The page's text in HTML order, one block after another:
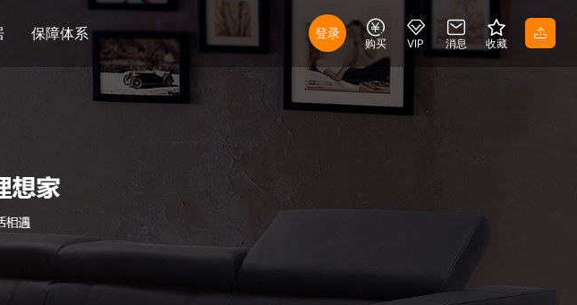
保障体系 登录
购买 VIP 消息 收藏